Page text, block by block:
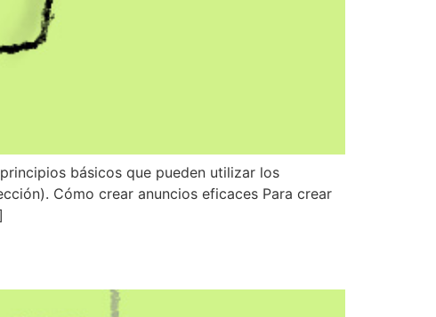
básicos que pueden utilizar los
Cómo crear anuncios eficaces Para crear